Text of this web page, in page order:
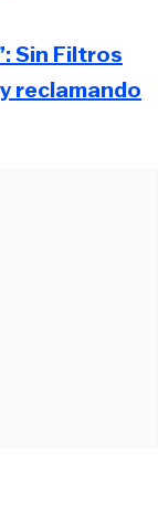
Sin Filtros
reclamando